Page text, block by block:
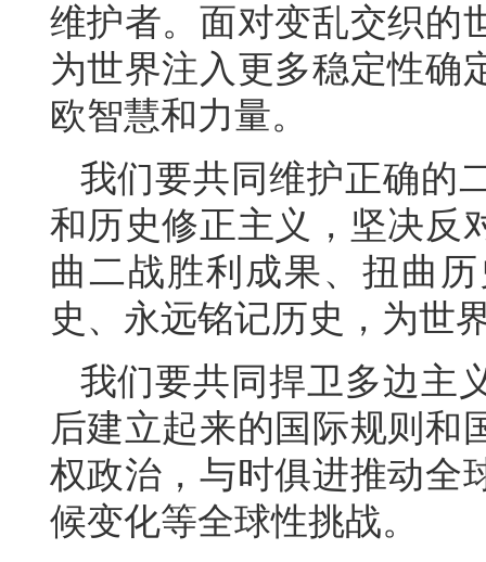
维护者。面对变乱交织的
为世界注入更多稳定性确
欧智慧和力量。
我们要共同维护正确的
和历史修正主义，坚决反
曲二战胜利成果、扭曲
史、永远铭记历史，为世
我们要共同捍卫多边主
后建立起来的国际规则和
权政治，与时俱进推动全
候变化等全球性挑战。